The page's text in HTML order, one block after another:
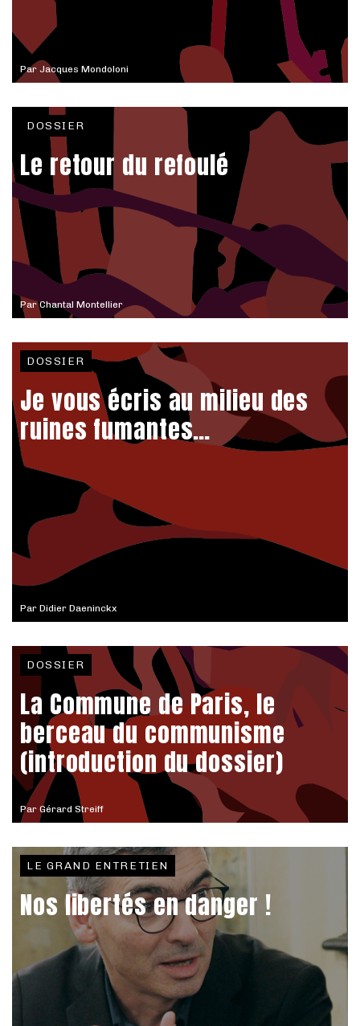
Par Jacques Mondoloni
ParChantal Montellier
DOSSIER
Le retour du refoulé
Par Didier Daeninckx
DOSSIER
Je vous écris au milieu des
ruines fumantes…
Par Gérard Streiff
DOSSIER
La Commune de Paris, le
berceau du communisme
(introduction du dossier)
LE GRAND ENTRETIEN
Nos libertés en danger !